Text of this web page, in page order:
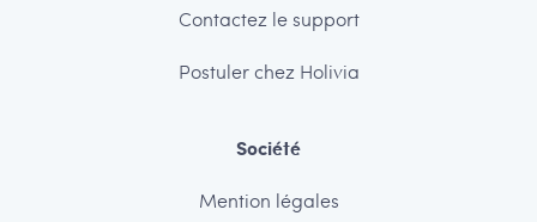
Contactez le support
Postuler chez Holivia
Société
Mention légales